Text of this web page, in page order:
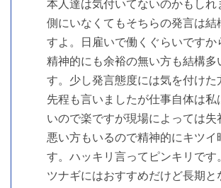
本人達は気付いてないのかもしれ
側にいなくてもそちらの発言は結
すよ。日雇いで働くぐらいですか
精神的にも余裕の無い方も結構多
す。少し発言態度には気を付け
先程も言いましたが仕事自体は私
いので楽ですが現場によっては失
悪い方もいるので精神的にキツイ
す。ハッキリ言ってピンキリです
ツナギにはおすすめだけど長期と